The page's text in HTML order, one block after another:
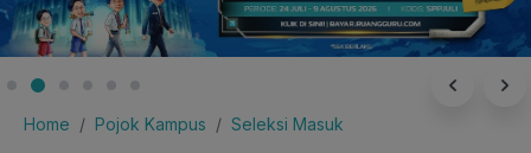
Home Pojok Kampus Seleksi Masuk